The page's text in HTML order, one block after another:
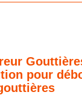
pour